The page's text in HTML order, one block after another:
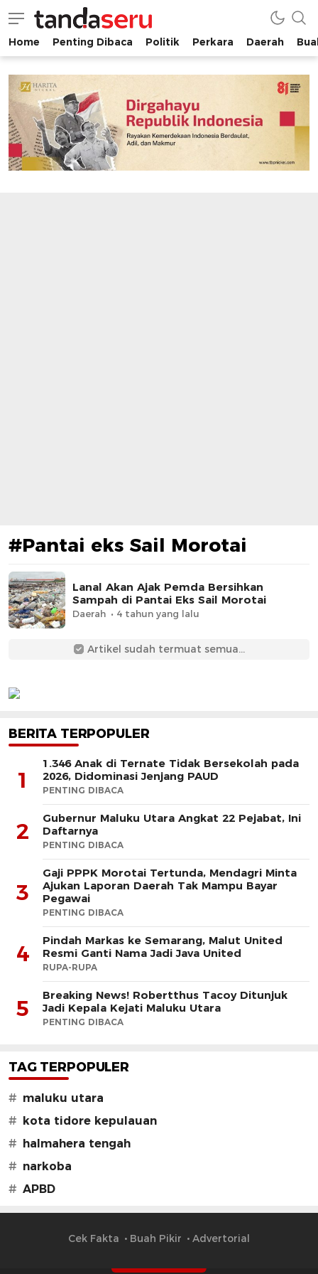
tandaseru.com | Penting Dibaca
tandaseru.com
Home Penting Dibaca Politik Perkara Daerah
#Pantai eks Sail Morotai
Lanal Akan Ajak Pemda Bersihkan
Sampah di Pantai Eks Sail Morotai
Daerah 4 tahun yang lalu
Artikel sudah termuat semua...
BERITA TERPOPULER
1
1.346 Anak di Ternate Tidak Bersekolah pada
2026, Didominasi Jenjang PAUD
PENTING DIBACA
2
Gubernur Maluku Utara Angkat 22 Pejabat, Ini
Daftarnya
PENTING DIBACA
3
Gaji PPPK Morotai Tertunda, Mendagri Minta
Ajukan Laporan Daerah Tak Mampu Bayar
Pegawai
PENTING DIBACA
4
Pindah Markas ke Semarang, Malut United
Resmi Ganti Nama Jadi Java United
RUPA-RUPA
5
Breaking News! Robertthus Tacoy Ditunjuk
Jadi Kepala Kejati Maluku Utara
PENTING DIBACA
TAG TERPOPULER
# maluku utara
# kota tidore kepulauan
# halmahera tengah
# narkoba
# APBD
Cek Fakta Buah Pikir Advertorial